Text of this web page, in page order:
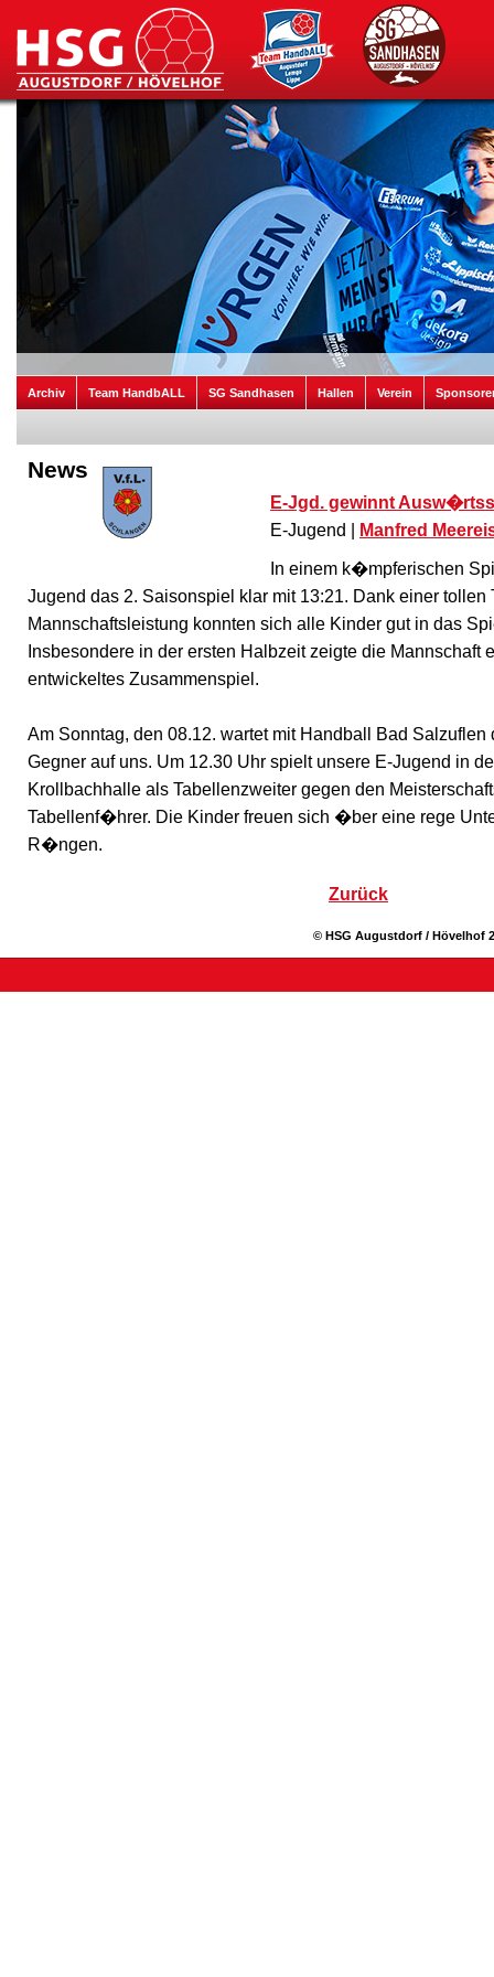
Archiv Team HandbALL SG Sandhasen Hallen Verein
News
E-Jgd. gewinnt
E-Jugend | Manfred
In einem k�mpferischen
Jugend das 2. Saisonspiel klar mit 13:21. Dank einer tollen
Mannschaftsleistung konnten sich alle Kinder gut in das
Insbesondere in der ersten Halbzeit zeigte die Mannschaft
entwickeltes Zusammenspiel.
Am Sonntag, den 08.12. wartet mit Handball Bad
Gegner auf uns. Um 12.30 Uhr spielt unsere E-Jugend in
Krollbachhalle als Tabellenzweiter gegen den
Tabellenf�hrer. Die Kinder freuen sich �ber eine rege
R�ngen.
Zurück
© HSG Augustdorf / Hövelhof